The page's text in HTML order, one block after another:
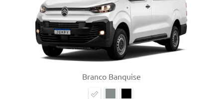
Branco Banquise